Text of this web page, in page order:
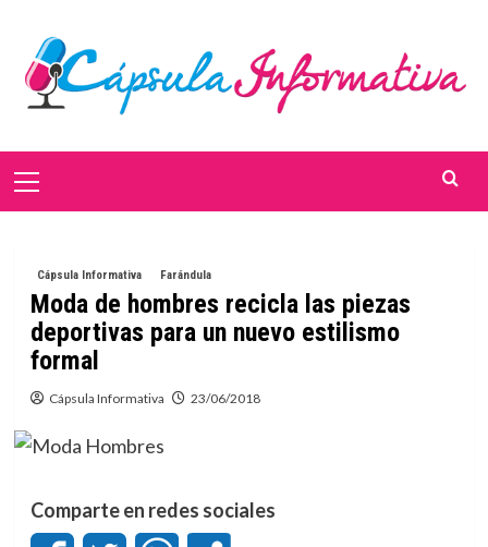
contenido
Menú
Cápsula Informativa Farándula
Moda de hombres recicla las piezas
deportivas para un nuevo estilismo
formal
Cápsula Informativa 23/06/2018
Comparte en redes sociales